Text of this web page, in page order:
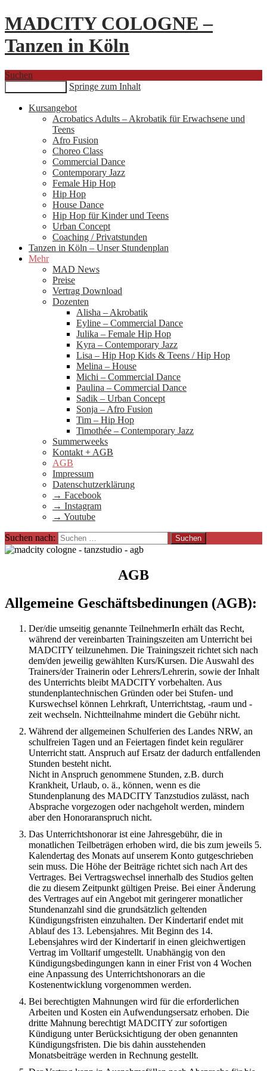
MADCITY COLOGNE –
Tanzen in Köln
Suchen
Springe zum Inhalt
Kursangebot
Acrobatics Adults – Akrobatik für Erwachsene und
Teens
Afro Fusion
Choreo Class
Commercial Dance
Contemporary Jazz
Female Hip Hop
Hip Hop
House Dance
Hip Hop für Kinder und Teens
Urban Concept
Coaching / Privatstunden
Tanzen in Köln – Unser Stundenplan
Mehr
MAD News
Preise
Vertrag Download
Dozenten
Alisha – Akrobatik
Eyline – Commercial Dance
Julika – Female Hip Hop
Kyra – Contemporary Jazz
Lisa – Hip Hop Kids & Teens / Hip Hop
Melina – House
Michi – Commercial Dance
Paulina – Commercial Dance
Sadik – Urban Concept
Sonja – Afro Fusion
Tim – Hip Hop
Timothée – Contemporary Jazz
Summerweeks
Kontakt + AGB
AGB
Impressum
Datenschutzerklärung
→ Facebook
→ Instagram
→ Youtube
Suchen nach:
AGB
Allgemeine Geschäftsbedinungen (AGB):
Der/die umseitig genannte TeilnehmerIn erhält das Recht,
während der vereinbarten Trainingszeiten am Unterricht bei
MADCITY teilzunehmen. Die Trainingszeit richtet sich nach
dem/den jeweilig gewählten Kurs/Kursen. Die Auswahl des
Trainers/der Trainerin oder Lehrers/Lehrerin, sowie der Inhalt
des Unterrichts bleibt MADCITY vorbehalten. Aus
stundenplantechnischen Gründen oder bei Stufen- und
Kurswechsel können Lehrkraft, Unterrichtstag, -raum und -
zeit wechseln. Nichtteilnahme mindert die Gebühr nicht.
Während der allgemeinen Schulferien des Landes NRW, an
schulfreien Tagen und an Feiertagen findet kein regulärer
Unterricht statt. Anspruch auf Ersatz der dadurch entfallenden
Stunden besteht nicht.
Nicht in Anspruch genommene Stunden, z.B. durch
Krankheit, Urlaub, o. ä., können, wenn es die
Stundenplanung des MADCITY Tanzstudios zulässt, nach
Absprache vorgezogen oder nachgeholt werden, mindern
aber den Honoraranspruch nicht.
Das Unterrichtshonorar ist eine Jahresgebühr, die in
monatlichen Teilbeträgen erhoben wird, die bis zum jeweils 5.
Kalendertag des Monats auf unserem Konto gutgeschrieben
sein muss. Die Höhe der Beiträge richtet sich nach Art des
Vertrages. Bei Vertragswechsel innerhalb des Studios gelten
die zu diesem Zeitpunkt gültigen Preise. Bei einer Änderung
des Vertrages auf ein Angebot mit geringerer monatlicher
Stundenanzahl sind die grundsätzlich geltenden
Kündigungsfristen einzuhalten. Der Kindertarif endet mit
Ablauf des 13. Lebensjahres. Mit Beginn des 14.
Lebensjahres wird der Kindertarif in einen gleichwertigen
Vertrag im Volltarif umgestellt. Unabhängig von den
Kündigungsbedingungen kann in einer Frist von 4 Wochen
eine Anpassung des Unterrichtshonorars an die
Kostenentwicklung vorgenommen werden.
Bei berechtigten Mahnungen wird für die erforderlichen
Arbeiten und Kosten ein Aufwendungsersatz erhoben. Die
dritte Mahnung berechtigt MADCITY zur sofortigen
Kündigung unter Berücksichtigung der oben genannten
Kündigungsfristen. Die bis dahin ausstehenden
Monatsbeiträge werden in Rechnung gestellt.